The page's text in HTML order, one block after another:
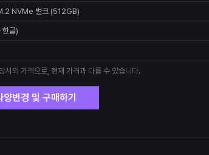
NVMe 벌크 (512GB)
글)
시의 가격으로, 현재 가격과 다를 수 있습니다.
양변경 및 구매하기